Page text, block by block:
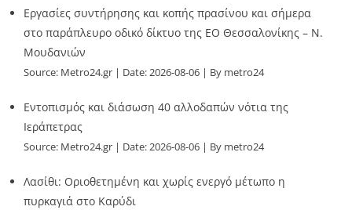
Εργασίες συντήρησης και κοπής πρασίνου και σήμερα
στο παράπλευρο οδικό δίκτυο της ΕΟ Θεσσαλονίκης – Ν.
Μουδανιών
Source: Metro24.gr Date: 2026-08-06 By metro24
Εντοπισμός και διάσωση 40 αλλοδαπών νότια της
Ιεράπετρας
Source: Metro24.gr Date: 2026-08-06 By metro24
Λασίθι: Οριοθετημένη και χωρίς ενεργό μέτωπο η
πυρκαγιά στο Καρύδι